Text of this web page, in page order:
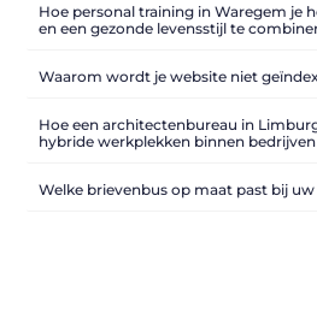
Hoe personal training in Waregem je
en een gezonde levensstijl te
Waarom wordt je website niet
Hoe een architectenbureau in
hybride werkplekken binnen bedrijven
Welke brievenbus op maat past bij